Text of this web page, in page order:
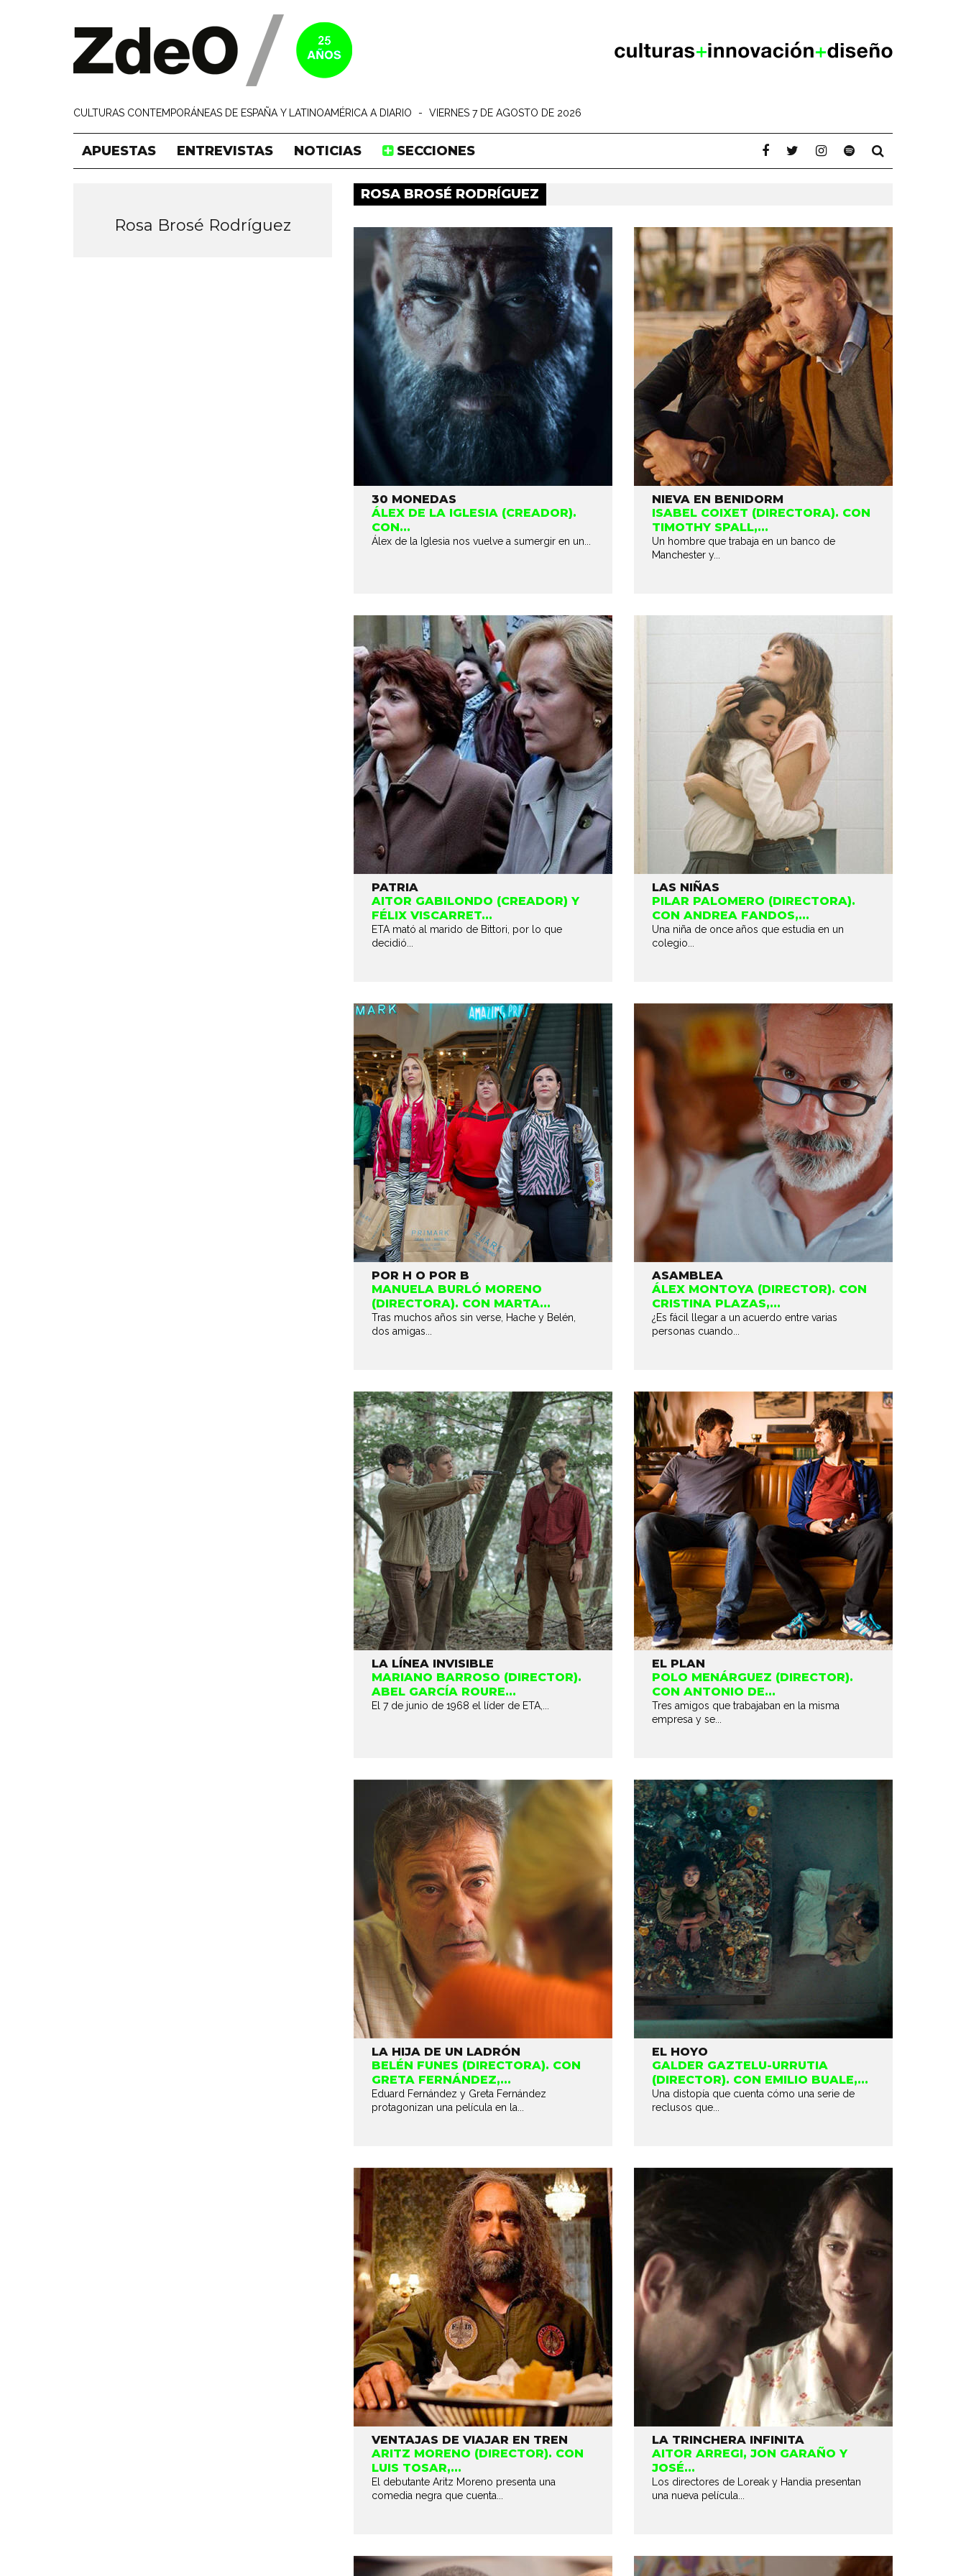
CULTURAS CONTEMPORÁNEAS DE ESPAÑA Y LATINOAMÉRICA A DIARIO - VIERNES 7 DE AGOSTO DE 2026
APUESTAS ENTREVISTAS NOTICIAS SECCIONES
ROSA BROSÉ RODRÍGUEZ
30 MONEDAS
ÁLEX DE LA IGLESIA (CREADOR).
CON...
Álex de la Iglesia nos vuelve a sumergir en un...
NIEVA EN BENIDORM
ISABEL COIXET (DIRECTORA). CON
TIMOTHY SPALL,...
Un hombre que trabaja en un banco de
Manchester y...
PATRIA
AITOR GABILONDO (CREADOR) Y
FÉLIX VISCARRET...
ETA mató al marido de Bittori, por lo que
decidió...
LAS NIÑAS
PILAR PALOMERO (DIRECTORA).
CON ANDREA FANDOS,...
Una niña de once años que estudia en un
colegio...
POR H O POR B
MANUELA BURLÓ MORENO
(DIRECTORA). CON MARTA...
Tras muchos años sin verse, Hache y Belén,
dos amigas...
ASAMBLEA
ÁLEX MONTOYA (DIRECTOR). CON
CRISTINA PLAZAS,...
¿Es fácil llegar a un acuerdo entre varias
personas cuando...
LA LÍNEA INVISIBLE
MARIANO BARROSO (DIRECTOR).
ABEL GARCÍA ROURE...
El 7 de junio de 1968 el líder de ETA,...
EL PLAN
POLO MENÁRGUEZ (DIRECTOR).
CON ANTONIO DE...
Tres amigos que trabajaban en la misma
empresa y se...
LA HIJA DE UN LADRÓN
BELÉN FUNES (DIRECTORA). CON
GRETA FERNÁNDEZ,...
Eduard Fernández y Greta Fernández
protagonizan una película en la...
EL HOYO
GALDER GAZTELU-URRUTIA
(DIRECTOR). CON EMILIO BUALE,...
Una distopía que cuenta cómo una serie de
reclusos que...
VENTAJAS DE VIAJAR EN TREN
ARITZ MORENO (DIRECTOR). CON
LUIS TOSAR,...
El debutante Aritz Moreno presenta una
comedia negra que cuenta...
LA TRINCHERA INFINITA
AITOR ARREGI, JON GARAÑO Y
JOSÉ...
Los directores de Loreak y Handia presentan
una nueva película...
Rosa Brosé Rodríguez